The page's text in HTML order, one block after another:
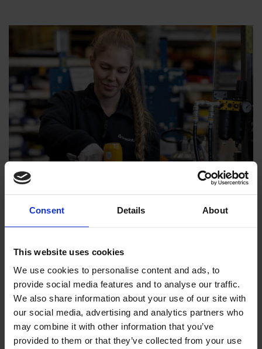
Consent Details About
This website uses cookies
We use cookies to personalise content and ads, to
provide social media features and to analyse our traffic.
We also share information about your use of our site with
our social media, advertising and analytics partners who
may combine it with other information that you’ve
provided to them or that they’ve collected from your use
Filosofiamme
Indexator Rotator Systems AB:n yritysfilosofia on yhteinen